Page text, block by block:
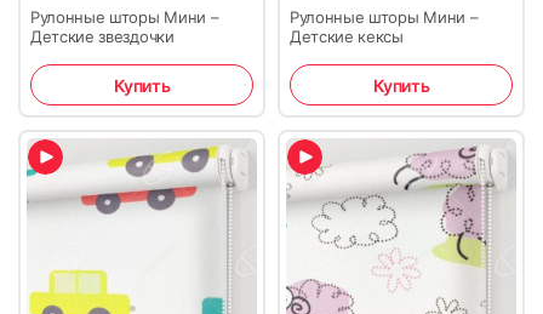
Рулонные шторы Мини –
Детские звездочки
Купить
Рулонные шторы Мини –
Детские кексы
Купить